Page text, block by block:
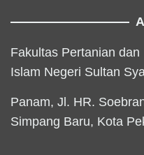
Fakultas Pertanian
Islam Negeri Sultan
Panam, Jl. HR.
Simpang Baru, Kota